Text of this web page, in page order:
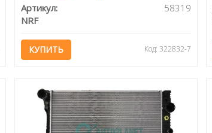
Артикул:
58319
NRF
КУПИТЬ Код: 322832-7